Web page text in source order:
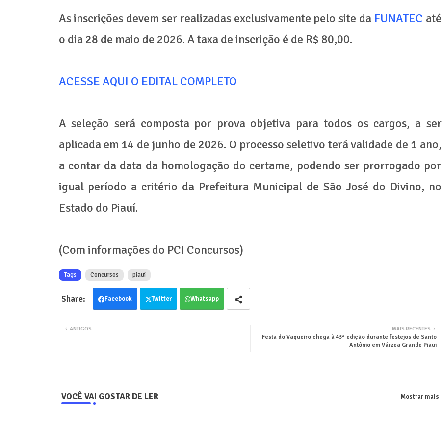
As inscrições devem ser realizadas exclusivamente pelo site da FUNATEC até
o dia 28 de maio de 2026. A taxa de inscrição é de R$ 80,00.
ACESSE AQUI O EDITAL COMPLETO
A seleção será composta por prova objetiva para todos os cargos, a ser
aplicada em 14 de junho de 2026. O processo seletivo terá validade de 1 ano,
a contar da data da homologação do certame, podendo ser prorrogado por
igual período a critério da Prefeitura Municipal de São José do Divino, no
Estado do Piauí.
(Com informações do PCI Concursos)
Tags Concursos piaui
Facebook Twitter Whatsapp
MAIS RECENTES
Festa do Vaqueiro chega à 43ª edição durante festejos de Santo
Antônio em Várzea Grande Piaui
ANTIGOS
VOCÊ VAI GOSTAR DE LER Mostrar mais